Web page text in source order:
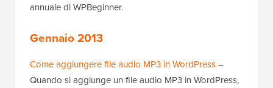
annuale di WPBeginner.
Gennaio 2013
Come aggiungere file audio MP3 in WordPress–
Quando si aggiunge un file audio MP3 in WordPress,